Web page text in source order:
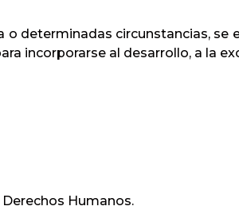
determinadas circunstancias, se
incorporarse al desarrollo, a la
Humanos.